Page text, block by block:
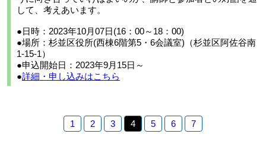
して、考えあいます。
●日時：2023年10月07日(16：00～18：00)
●場所：杉並区役所(西棟6階第5・6会議室)（杉並区阿佐谷南
1-15-1）
●申込開始日：2023年9月15日～
●詳細・申し込みはこちら
1 2 3 4 5 6 7